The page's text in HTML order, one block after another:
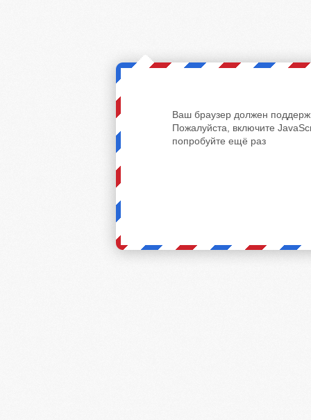
Ваш браузер должен
Пожалуйста, включите
попробуйте ещё раз